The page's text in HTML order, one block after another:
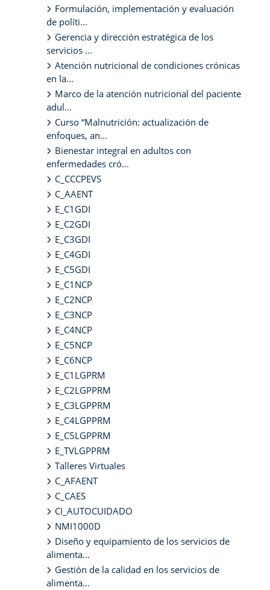
Formulación, implementación y evaluación
de políti...
Gerencia y dirección estratégica de los
servicios ...
Atención nutricional de condiciones crónicas
en la...
Marco de la atención nutricional del paciente
adul...
Curso “Malnutrición: actualización de
enfoques, an...
Bienestar integral en adultos con
enfermedades cró...
C_CCCPEVS
C_AAENT
E_C1GDI
E_C2GDI
E_C3GDI
E_C4GDI
E_C5GDI
E_C1NCP
E_C2NCP
E_C3NCP
E_C4NCP
E_C5NCP
E_C6NCP
E_C1LGPRM
E_C2LGPPRM
E_C3LGPPRM
E_C4LGPPRM
E_C5LGPPRM
E_TVLGPPRM
Talleres Virtuales
C_AFAENT
C_CAES
CI_AUTOCUIDADO
NMI1000D
Diseño y equipamiento de los servicios de
alimenta...
Gestión de la calidad en los servicios de
alimenta...